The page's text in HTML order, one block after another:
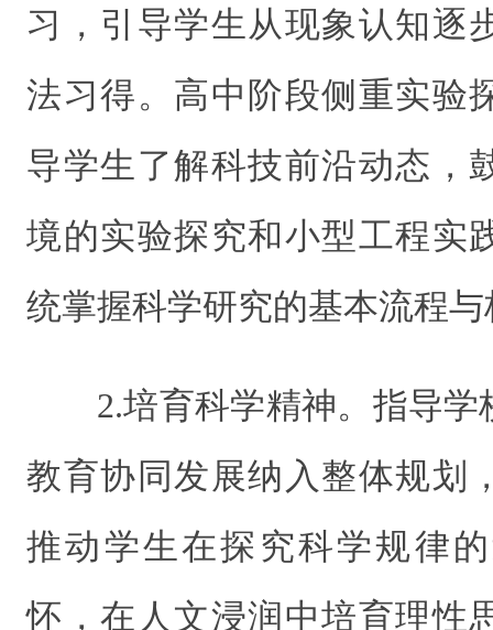
习，引导学生从现象认知逐
法习得。高中阶段侧重实验
导学生了解科技前沿动态，
境的实验探究和小型工程实
统掌握科学研究的基本流程
2.培育科学精神。指导
教育协同发展纳入整体规划
推动学生在探究科学规律
怀，在人文浸润中培育理性